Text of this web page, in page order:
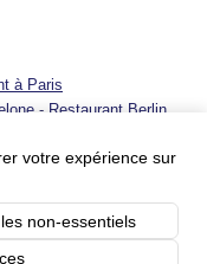
à Paris
- Restaurant Berlin
professionnels-Politique sur
-SortirAuResto recrute
votre expérience sur
non-essentiels